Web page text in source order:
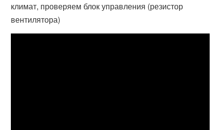
климат, проверяем блок управления (резистор
вентилятора)